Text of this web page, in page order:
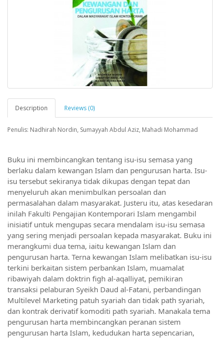
Description Reviews (0)
Penulis: Nadhirah Nordin, Sumayyah Abdul Aziz, Mahadi Mohammad
Buku ini membincangkan tentang isu-isu semasa yang
berlaku dalam kewangan Islam dan pengurusan harta. Isu-
isu tersebut sekiranya tidak dikupas dengan tepat dan
menyeluruh akan menimbulkan persoalan dan
permasalahan dalam masyarakat. Justeru itu, atas kesedaran
inilah Fakulti Pengajian Kontemporari Islam mengambil
inisiatif untuk mengupas secara mendalam isu-isu semasa
yang sering menjadi persoalan kepada masyarakat. Buku ini
merangkumi dua tema, iaitu kewangan Islam dan
pengurusan harta. Terna kewangan Islam melibatkan isu-isu
terkini berkaitan sistem perbankan Islam, muamalat
ribawiyah dalam doktrin figh al-aqalliyat, pemikiran
transaksi pelaburan Syeikh Daud al-Fatani, perbandingan
Multilevel Marketing patuh syariah dan tidak path syariah,
dan kontrak derivatif komoditi path syariah. Manakala tema
pengurusan harta membincangkan peranan sistem
pengurusan harta Islam, kedudukan harta sepencarian,